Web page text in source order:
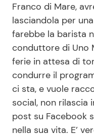
Seguici
Info
Chi siamo
Disclaimer e Privacy
Redazione
Franco di Mare,
lasciandola per
farebbe la barista
conduttore di Uno
ferie in attesa di
condurre il
ci sta, e vuole
social, non rilascia
post su Facebook
nella sua vita. E’